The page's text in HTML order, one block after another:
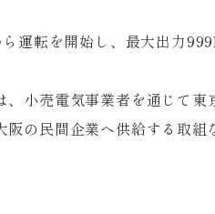
運転を開始し、最大出力
小売電気事業者を通じて東
阪の民間企業へ供給する取組